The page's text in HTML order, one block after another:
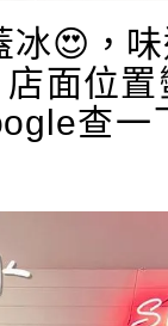
😍，
面位
查一